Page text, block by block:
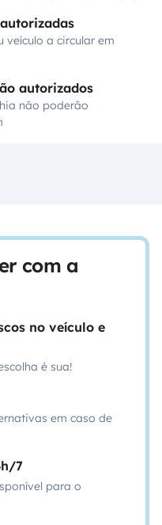
a circular em
autorizados
não poderão
com a
no veículo e
é sua!
em caso de
7
para o